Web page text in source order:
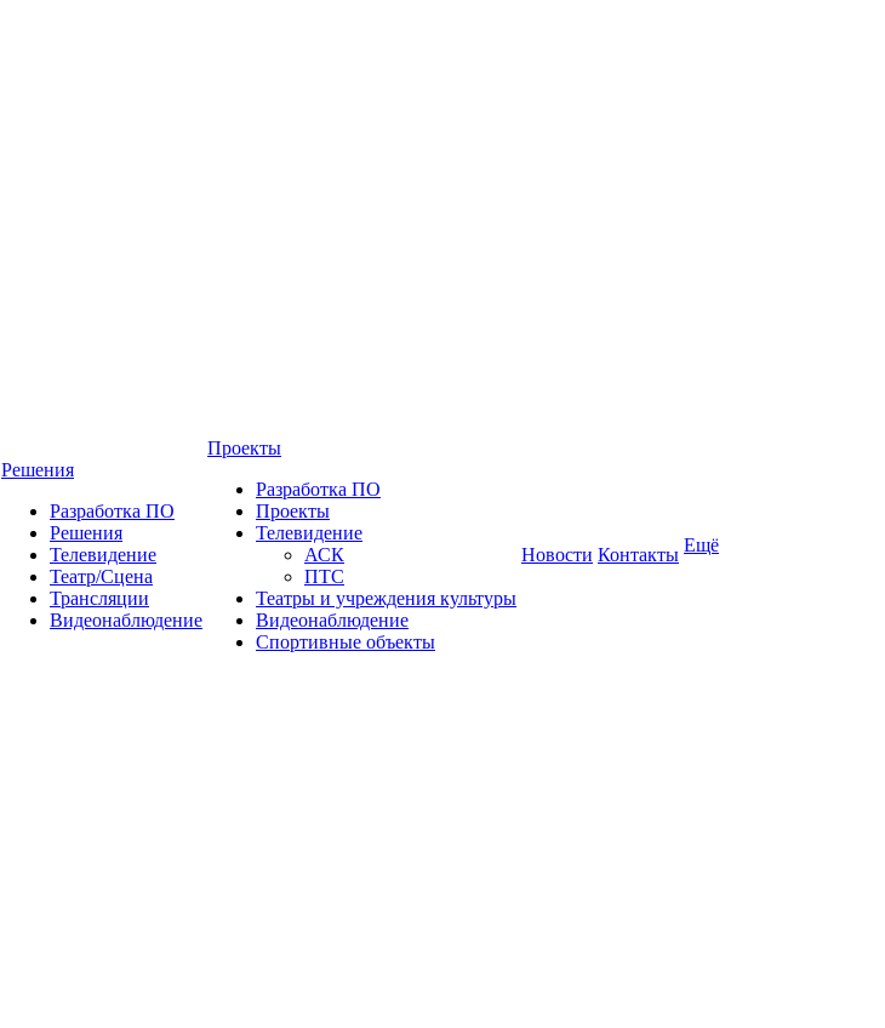
Решения
Разработка ПО
Решения
Телевидение
Театр/Сцена
Трансляции
Видеонаблюдение
Проекты
Разработка ПО
Проекты
Телевидение
АСК
ПТС
Театры и учреждения культуры
Видеонаблюдение
Спортивные объекты
Новости Контакты Ещё